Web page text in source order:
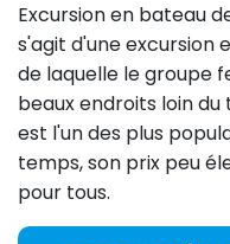
Excursion en bateau
s'agit d'une excursion
de laquelle le groupe
beaux endroits loin
est l'un des plus
temps, son prix peu
pour tous.